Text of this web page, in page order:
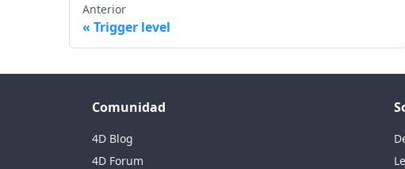
Anterior
Trigger level
Comunidad
4D Blog
4D Forum